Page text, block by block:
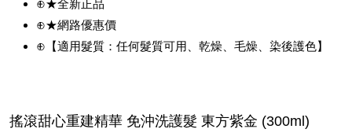
⊕★全新正品
⊕★網路優惠價
⊕【適用髮質：任何髮質可用、乾燥、毛燥、染後護色】